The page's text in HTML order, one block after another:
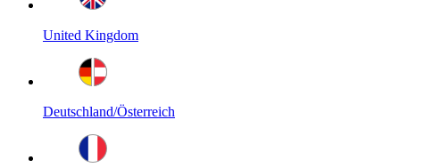
United Kingdom
Deutschland/Österreich